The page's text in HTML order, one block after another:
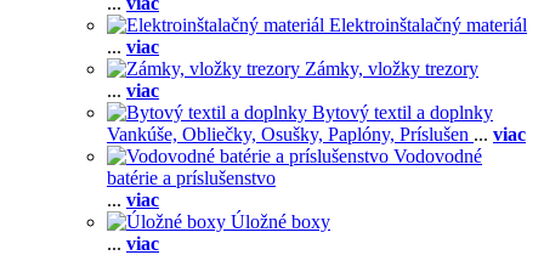
Elektroinštalačný materiál
... viac
Zámky, vložky trezory
... viac
Bytový textil a doplnky
Vankúše, Obliečky, Osušky, Paplóny, Príslušen ... viac
Vodovodné
batérie a príslušenstvo
... viac
Úložné boxy
... viac